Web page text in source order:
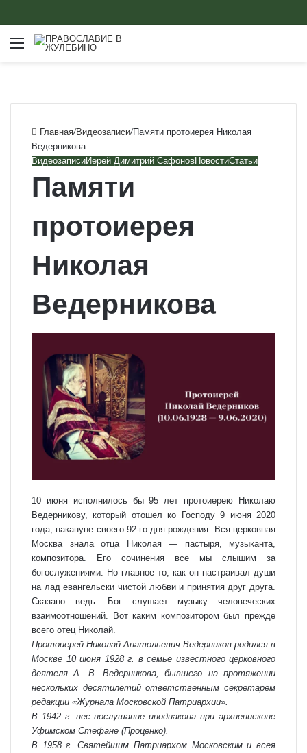
Меню
Главная/Видеозаписи/Памяти протоиерея Николая
Ведерникова
ВидеозаписиИерей Димитрий СафоновНовостиСтатьи
Памяти
протоиерея
Николая
Ведерникова
10 июня исполнилось бы 95 лет протоиерею Николаю
Ведерникову, который отошел ко Господу 9 июня 2020
года, накануне своего 92-го дня рождения. Вся церковная
Москва знала отца Николая — пастыря, музыканта,
композитора. Его сочинения все мы слышим за
богослужениями. Но главное то, как он настраивал души
на лад евангельски чистой любви и принятия друг друга.
Сказано ведь: Бог слушает музыку человеческих
взаимоотношений. Вот каким композитором был прежде
всего отец Николай.
Протоиерей Николай Анатольевич Ведерников родился в
Москве 10 июня 1928 г. в семье известного церковного
деятеля А. В. Ведерникова, бывшего на протяжении
нескольких десятилетий ответственным секретарем
редакции «Журнала Московской Патриархии»
В 1942 г. нес послушание иподиакона при архиепископе
Уфимском Стефане (Проценко).
В 1958 г.Святейшим Патриархом Московским и всея